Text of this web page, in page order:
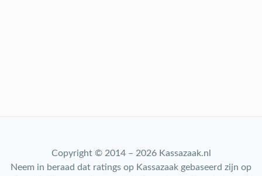
Copyright © 2014 – 2026 Kassazaak.nl
Neem in beraad dat ratings op Kassazaak gebaseerd zijn op